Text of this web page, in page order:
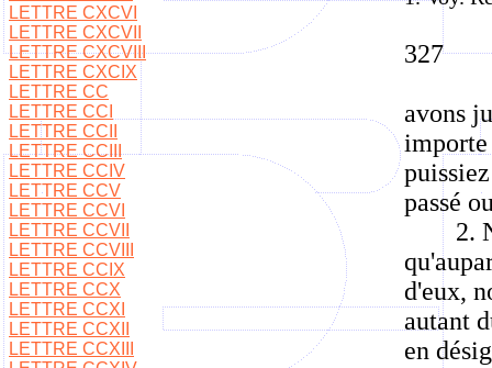
LETTRE CXCVI
LETTRE CXCVII
LETTRE CXCVIII
LETTRE CXCIX
LETTRE CC
LETTRE CCI
LETTRE CCII
LETTRE CCIII
LETTRE CCIV
LETTRE CCV
LETTRE CCVI
LETTRE CCVII
LETTRE CCVIII
LETTRE CCIX
LETTRE CCX
LETTRE CCXI
LETTRE CCXII
LETTRE CCXIII
327
avons
importe
passé
2.
d'eux,
autant
en